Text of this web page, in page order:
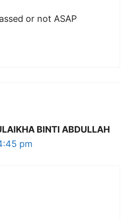
or not ASAP
BINTI ABDULLAH
pm